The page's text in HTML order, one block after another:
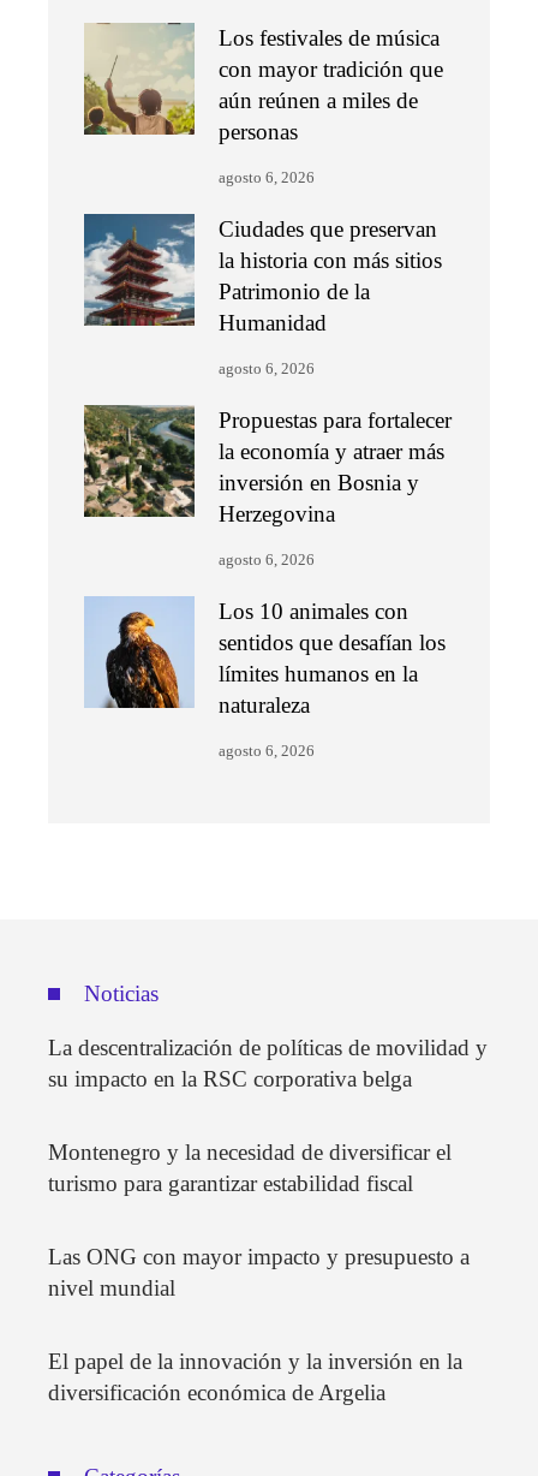
Los festivales de música
con mayor tradición que
aún reúnen a miles de
personas
agosto 6, 2026
Ciudades que preservan
la historia con más sitios
Patrimonio de la
Humanidad
agosto 6, 2026
Propuestas para fortalecer
la economía y atraer más
inversión en Bosnia y
Herzegovina
agosto 6, 2026
Los 10 animales con
sentidos que desafían los
límites humanos en la
naturaleza
agosto 6, 2026
Noticias
La descentralización de políticas de movilidad y
su impacto en la RSC corporativa belga
Montenegro y la necesidad de diversificar el
turismo para garantizar estabilidad fiscal
Las ONG con mayor impacto y presupuesto a
nivel mundial
El papel de la innovación y la inversión en la
diversificación económica de Argelia